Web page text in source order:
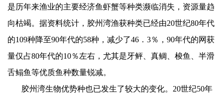
是历年来渔业的主要经济鱼虾蟹等种类濒临消失，资源量趋
向枯竭。据资料统计，胶州湾渔获种类已经由20世纪80年代
的109种降至90年代的58种，减少了46 ． 3％， 90年代的网获
量仅占80年代的10％左右，尤其是牙鲆、真鲷、梭鱼、半滑
舌鳎鱼等优质鱼种数量锐减。
胶州湾生物优势种也已发生了较大的变化。 20世纪50年